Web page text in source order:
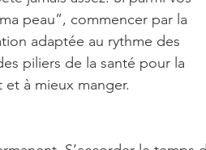
peau”, commencer par la
adaptée au rythme des
piliers de la santé pour la
à mieux manger.